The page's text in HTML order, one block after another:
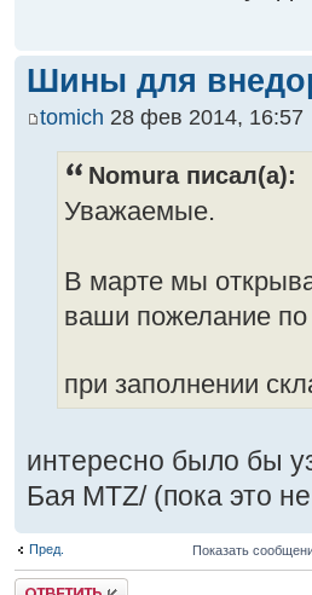
Шины для
tomich 28 фев 2014, 16:57
Nomura писал(а):
Уважаемые.
В марте мы
ваши пожелание
при заполнении
интересно было бы
Бая МТZ/ (пока это
Пред. Показать
Ответить